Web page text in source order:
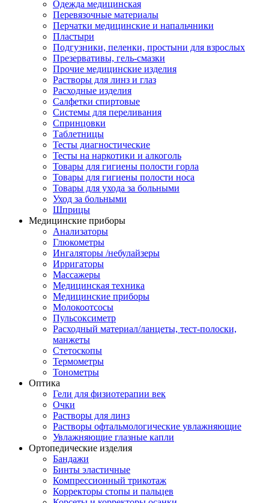
Одежда медицинская
Перевязочные материалы
Перчатки медицинские и напальчники
Пластыри
Подгузники, пеленки, простыни для взрослых
Презервативы, гель-смазки
Прочие медицинские изделия
Растворы для линз и глаз
Расходные изделия
Салфетки спиртовые
Системы для переливания
Спринцовки
Таблетницы
Тесты диагностические
Тесты на наркотики и алкоголь
Товары для гигиены полости горла
Товары для гигиены полости носа
Товары для ухода за больными
Уход за больными
Шприцы
Медицинские приборы
Анализаторы
Глюкометры
Ингаляторы /небулайзеры
Ирригаторы
Массажеры
Медицинская техника
Медицинские приборы
Молокоотсосы
Пульсоксиметр
Расходный материал/ланцеты, тест-полоски,
манжеты
Стетоскопы
Термометры
Тонометры
Оптика
Гели для физиотерапии век
Очки
Растворы для линз
Растворы офтальмологические увлажняющие
Увлажняющие глазные капли
Ортопедические изделия
Бандажи
Бинты эластичные
Компрессионный трикотаж
Корректоры стопы и пальцев